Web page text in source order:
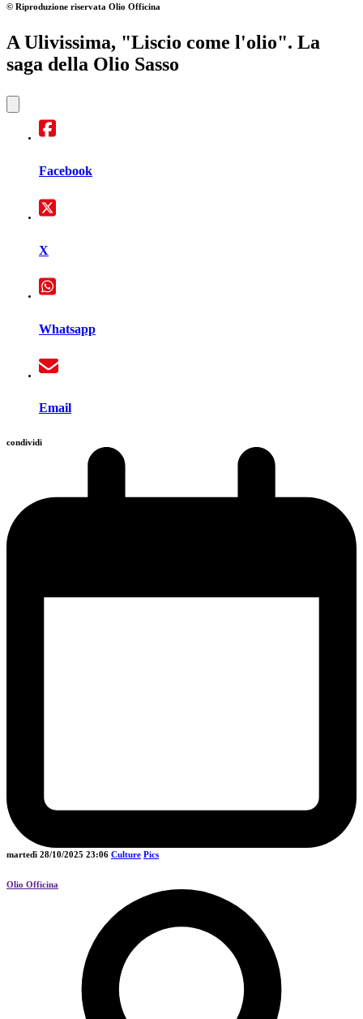
© Riproduzione riservata Olio Officina
A Ulivissima, "Liscio come l'olio". La
saga della Olio Sasso
Facebook
X
Whatsapp
Email
condividi
martedì 28/10/2025 23:06 Culture Pics
Olio Officina